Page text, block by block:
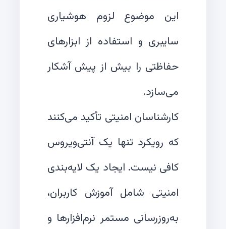
این موضوع لزوم هوشیاری
سایبری و استفاده از ابزارهای
حفاظتی را بیش از پیش آشکار
کارشناسان امنیتی تأکید می‌کنند
که رویکرد تنها یک آنتی‌ویروس
کافی نیست. ایجاد یک لایه‌بندی
امنیتی شامل آموزش کاربران،
به‌روزرسانی مستمر نرم‌افزارها و